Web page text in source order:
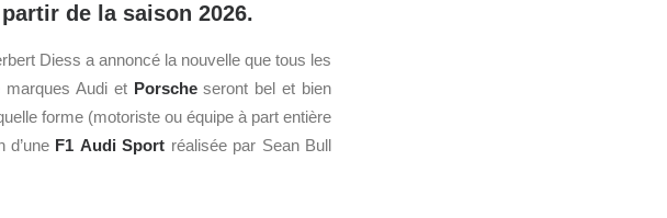
de la saison 2026.
Diess a annoncé la nouvelle que tous les
marques Audi et Porscheseront bel et bien
forme (motoriste ou équipe à part entière
F1 Audi Sport réalisée par Sean Bull